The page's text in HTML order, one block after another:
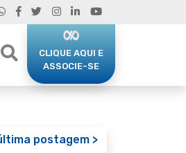
CLIQUE AQUI E
ASSOCIE-SE
postagem >